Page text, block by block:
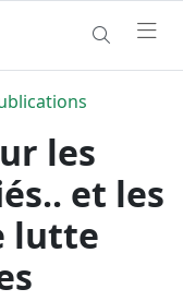
les
et les
lutte